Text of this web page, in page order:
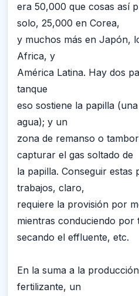
era 50,000 que cosas así
solo, 25,000 en Corea,
y muchos más en Japón,
Africa, y
América Latina. Hay dos
tanque
eso sostiene la papilla
agua); y un
zona de remanso o
capturar el gas soltado de
la papilla. Conseguir estas
trabajos, claro,
requiere la provisión por
mientras conduciendo por
secando el effluente, etc.
En la suma a la
fertilizante, un